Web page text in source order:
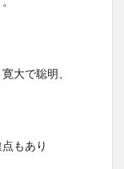
大で聡明、
もあり